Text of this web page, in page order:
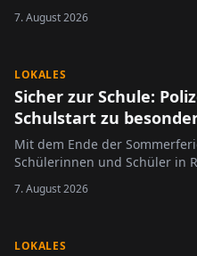
jüngsten Festivalbesucher.
7. August 2026
LOKALES
Sicher zur Schule:
Schulstart zu
Mit dem Ende der
Schülerinnen und Schüler in
7. August 2026
LOKALES